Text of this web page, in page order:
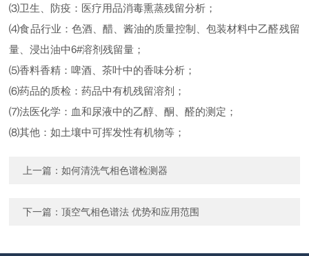
⑶卫生、防疫：医疗用品消毒熏蒸残留分析；
⑷食品行业：色酒、醋、酱油的质量控制、包装材料中乙醛残留
量、浸出油中6#溶剂残留量；
⑸香料香精：啤酒、茶叶中的香味分析；
⑹药品的质检：药品中有机残留溶剂；
⑺法医化学：血和尿液中的乙醇、酮、醛的测定；
⑻其他：如土壤中可挥发性有机物等；
上一篇：如何清洗气相色谱检测器
下一篇：顶空气相色谱法 优势和应用范围